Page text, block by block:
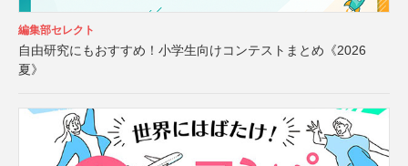
編集部セレクト
自由研究にもおすすめ！小学生向けコンテストまとめ《2026
夏》